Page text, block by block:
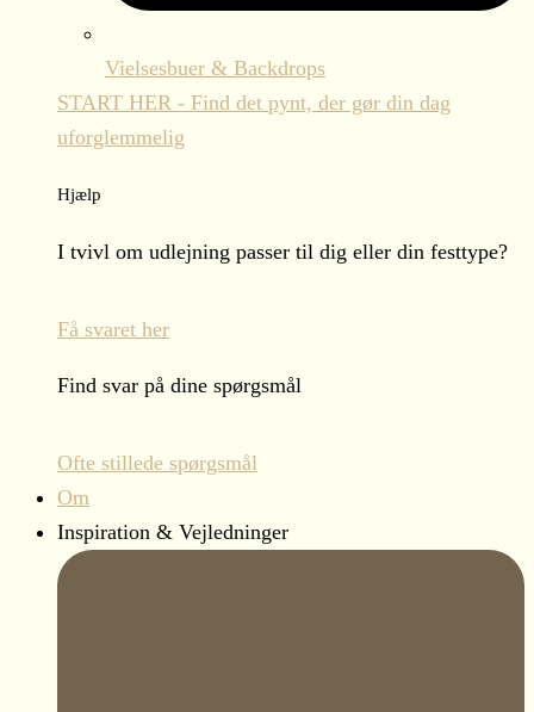
Vielsesbuer & Backdrops
START HER - Find det pynt, der gør din dag
uforglemmelig
Hjælp
I tvivl om udlejning passer til dig eller din festtype?
Få svaret her
Find svar på dine spørgsmål
Ofte stillede spørgsmål
Om
Inspiration & Vejledninger